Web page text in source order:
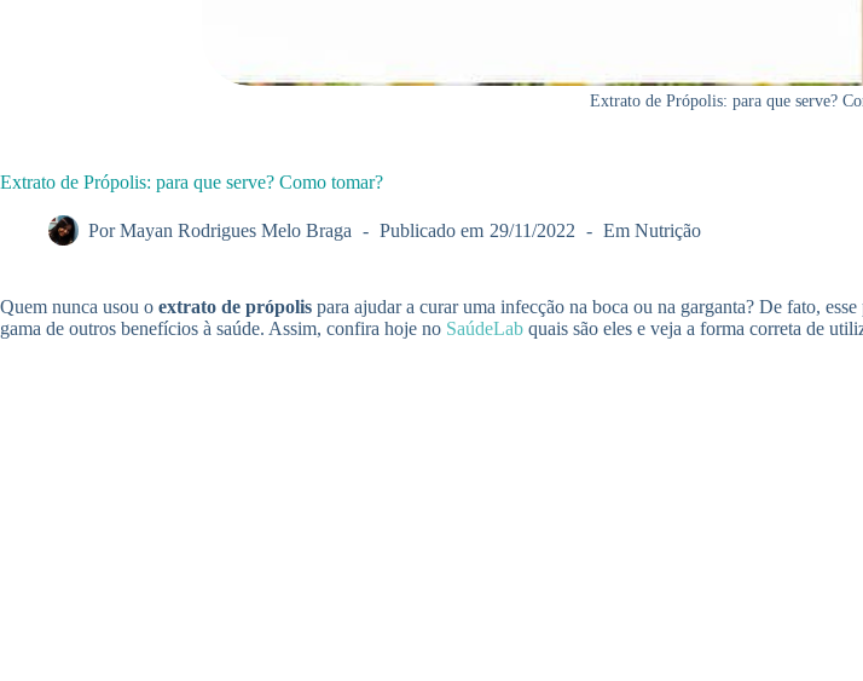
Extrato de Própolis: para que serve?
Extrato de Própolis: para que serve? Como tomar?
Por Mayan Rodrigues Melo Braga Publicado em 29/11/2022 Em Nutrição
Quem nunca usou o extrato de própolis para ajudar a curar uma infecção na boca ou na garganta? De fato,
gama de outros benefícios à saúde. Assim, confira hoje no SaúdeLab quais são eles e veja a forma correta de